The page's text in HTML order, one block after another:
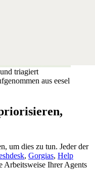
triagiert
aus eesel
um dies zu tun. Jeder der
, Gorgias, Help
Arbeitsweise Ihrer Agents